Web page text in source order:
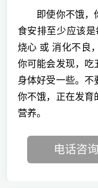
即使你不饿，你
食安排至少应该是
烧心 或 消化不良
你可能会发现，吃
身体好受一些。不
你不饿，正在发育
营养。
电话咨询